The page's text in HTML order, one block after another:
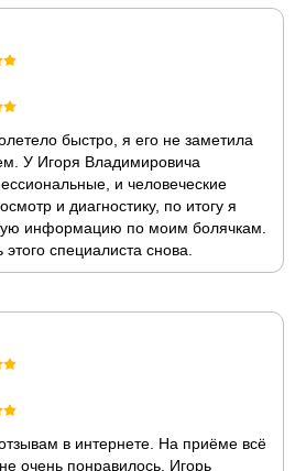
быстро, я его не заметила
У Игоря Владимировича
и человеческие
и диагностику, по итогу я
информацию по моим болячкам.
специалиста снова.
в интернете. На приёме всё
очень понравилось. Игорь